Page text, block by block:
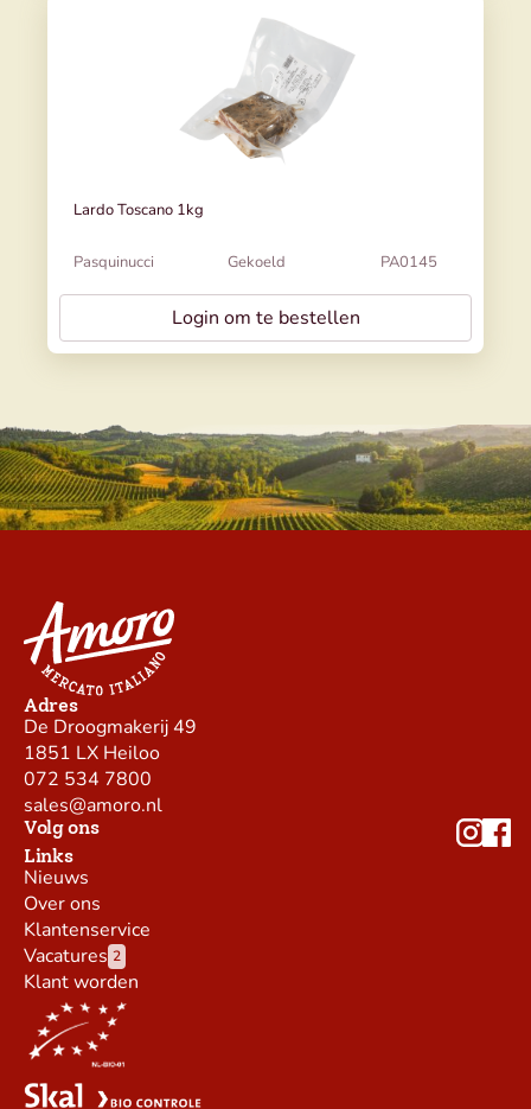
Lardo Toscano 1kg
Pasquinucci Gekoeld PA0145
Login om te bestellen
Adres
De Droogmakerij 49
1851 LX Heiloo
072 534 7800
sales@amoro.nl
Volg ons
Links
Nieuws
Over ons
Klantenservice
Vacatures 2
Klant worden